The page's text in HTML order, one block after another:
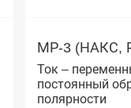
МР-3 (НАКС,
Ток –
постоянный
полярности